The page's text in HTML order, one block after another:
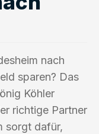
nach
sparen? Das
Köhler
richtige Partner
sorgt dafür,